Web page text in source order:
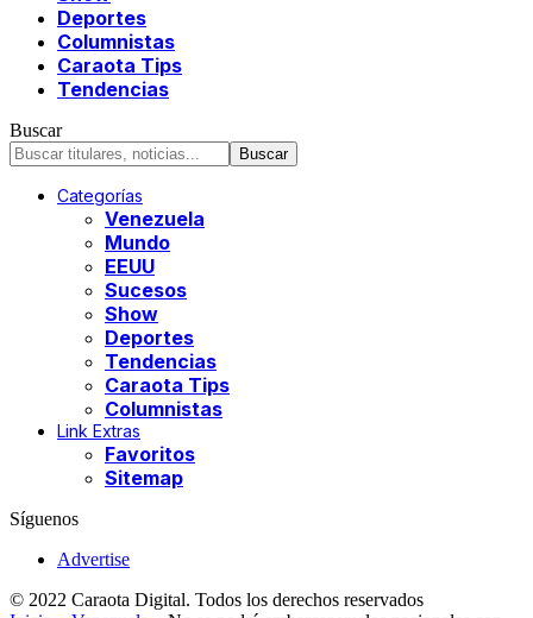
Deportes
Columnistas
Caraota Tips
Tendencias
Buscar
Categorías
Venezuela
Mundo
EEUU
Sucesos
Show
Deportes
Tendencias
Caraota Tips
Columnistas
Link Extras
Favoritos
Sitemap
Síguenos
Advertise
© 2022 Caraota Digital. Todos los derechos reservados